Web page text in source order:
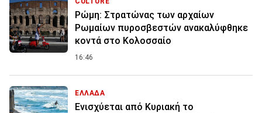
Ρώμη: Στρατώνας των αρχαίων
Ρωμαίων πυροσβεστών ανακαλύφθηκε
κοντά στο Κολοσσαίο
16:46
ΕΛΛΑΔΑ
Ενισχύεται από Κυριακή το